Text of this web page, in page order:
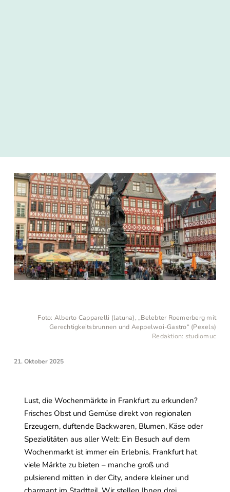
Foto: Alberto Capparelli (latuna), „Belebter Roemerberg mit
Gerechtigkeitsbrunnen und Aeppelwoi-Gastro“ (Pexels)
Redaktion: studiomuc
21. Oktober 2025
Lust, die Wochenmärkte in Frankfurt zu erkunden?
Frisches Obst und Gemüse direkt von regionalen
Erzeugern, duftende Backwaren, Blumen, Käse oder
Spezialitäten aus aller Welt: Ein Besuch auf dem
Wochenmarkt ist immer ein Erlebnis. Frankfurt hat
viele Märkte zu bieten – manche groß und
pulsierend mitten in der City, andere kleiner und